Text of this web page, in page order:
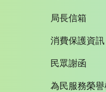
局長信箱
消費保護資訊
民眾謝函
為民服務榮